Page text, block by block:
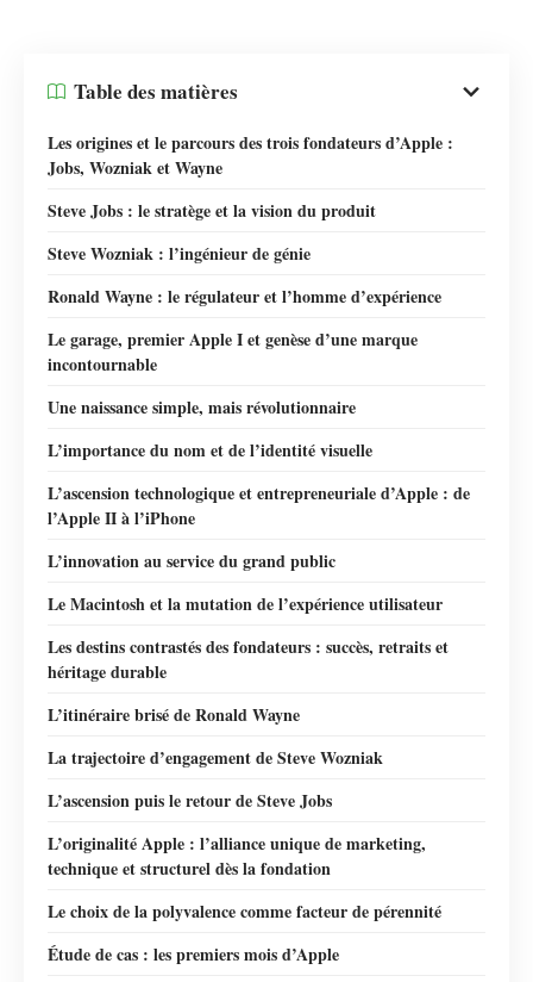
Table des matières
Les origines et le parcours des trois fondateurs d’Apple :
Jobs, Wozniak et Wayne
Steve Jobs : le stratège et la vision du produit
Steve Wozniak : l’ingénieur de génie
Ronald Wayne : le régulateur et l’homme d’expérience
Le garage, premier Apple I et genèse d’une marque
incontournable
Une naissance simple, mais révolutionnaire
L’importance du nom et de l’identité visuelle
L’ascension technologique et entrepreneuriale d’Apple : de
l’Apple II à l’iPhone
L’innovation au service du grand public
Le Macintosh et la mutation de l’expérience utilisateur
Les destins contrastés des fondateurs : succès, retraits et
héritage durable
L’itinéraire brisé de Ronald Wayne
La trajectoire d’engagement de Steve Wozniak
L’ascension puis le retour de Steve Jobs
L’originalité Apple : l’alliance unique de marketing,
technique et structurel dès la fondation
Le choix de la polyvalence comme facteur de pérennité
Étude de cas : les premiers mois d’Apple